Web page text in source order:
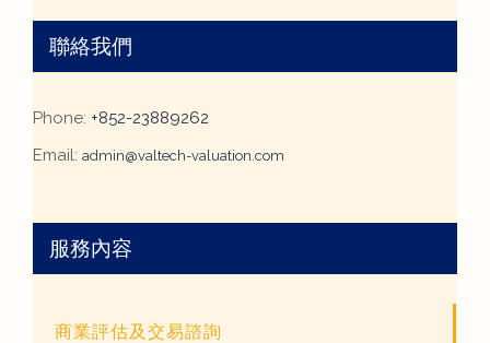
聯絡我們
Phone: +852-23889262
Email: admin@valtech-valuation.com
服務內容
商業評估及交易諮詢